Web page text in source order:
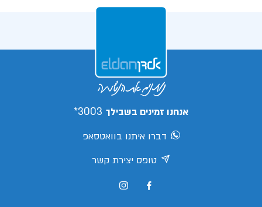
אנחנו זמינים בשבילך 3003*
דברו איתנו בוואטסאפ
טופס יצירת קשר